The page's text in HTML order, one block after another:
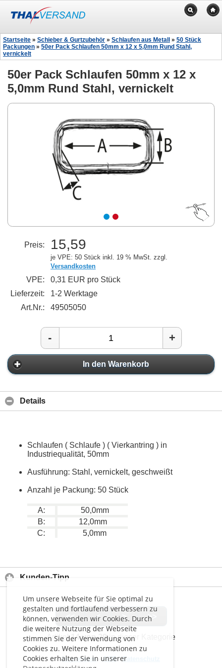
Um unsere Webseite für Sie optimal zu
gestalten und fortlaufend verbessern zu
können, verwenden wir Cookies. Durch
die weitere Nutzung der Webseite
stimmen Sie der Verwendung von
Cookies zu. Weitere Informationen zu
Cookies erhalten Sie in unserer
Startseite » Schieber & Gurtzubehör » Schlaufen aus Metall » 50 Stück
Packungen » 50er Pack Schlaufen 50mm x 12 x 5,0mm Rund Stahl,
vernickelt
50er Pack Schlaufen 50mm x 12 x
5,0mm Rund Stahl, vernickelt
Preis: 15,59
je VPE: 50 Stück inkl. 19 % MwSt. zzgl.
Versandkosten
VPE:
0,31 EUR pro Stück
Lieferzeit:
1-2 Werktage
Art.Nr.:
49505050
- +
In den Warenkorb
Details
Schlaufen ( Schlaufe ) ( Vierkantring ) in
Industriequalität, 50mm
Ausführung: Stahl, vernickelt, geschweißt
Anzahl je Packung: 50 Stück
A:
50,0mm
B:
12,0mm
C:
5,0mm
Kunden-Tipp
<< < > >>
Artikel14 von 29in dieser Kategorie
Impressum-AGB-Datenschutz